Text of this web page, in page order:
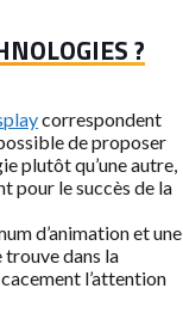
?
correspondent
de proposer
plutôt qu’une autre,
pour le succès de la
d’animation et une
trouve dans la
l’attention